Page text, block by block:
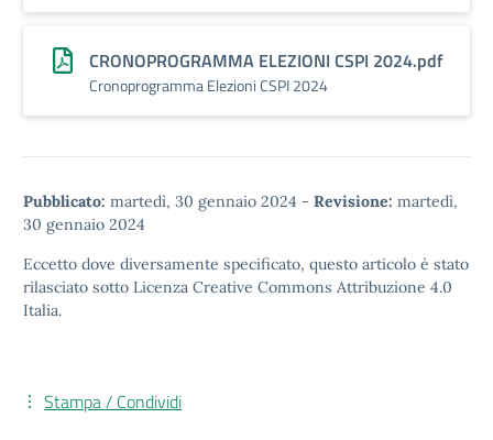
CRONOPROGRAMMA ELEZIONI CSPI 2024.pdf
Cronoprogramma Elezioni CSPI 2024
Pubblicato: martedì, 30 gennaio 2024 - Revisione: martedì,
30 gennaio 2024
Eccetto dove diversamente specificato, questo articolo è stato
rilasciato sotto Licenza Creative Commons Attribuzione 4.0
Italia.
Stampa / Condividi